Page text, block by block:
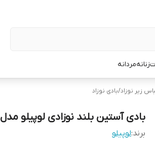
زنانهمردانه
زیر نوزاد/بادی نوزاد
بادی آستین بلند نوزادی لوپیلو مدل 331
برند:لوپیلو